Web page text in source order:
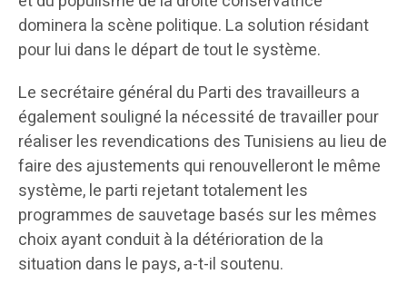
dominera la scène politique. La solution résidant
pour lui dans le départ de tout le système.
Le secrétaire général du Parti des travailleurs a
également souligné la nécessité de travailler pour
réaliser les revendications des Tunisiens au lieu de
faire des ajustements qui renouvelleront le même
système, le parti rejetant totalement les
programmes de sauvetage basés sur les mêmes
choix ayant conduit à la détérioration de la
situation dans le pays, a-t-il soutenu.